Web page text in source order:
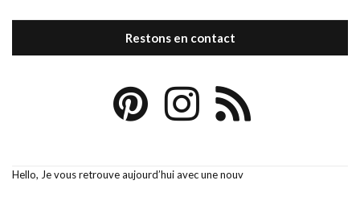
Restons en contact
Hello, Je vous retrouve aujourd’hui avec une nouv